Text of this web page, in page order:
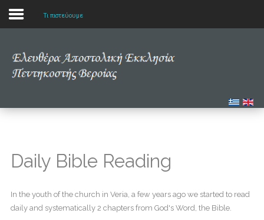
Αρχική
Μελετώντας την Αγία Γραφή
Τι πιστεύουμε
Daily Bible Reading
In the youth of the church in Veria, a few years ago we started to read
daily and systematically 2 chapters from God's Word, the Bible.